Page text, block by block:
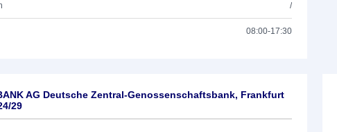
/
08:00-17:30
AG Deutsche Zentral-Genossenschaftsbank, Frankfurt
29